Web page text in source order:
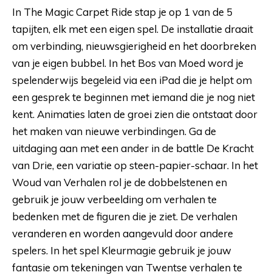
In The Magic Carpet Ride stap je op 1 van de 5
tapijten, elk met een eigen spel. De installatie draait
om verbinding, nieuwsgierigheid en het doorbreken
van je eigen bubbel. In het Bos van Moed word je
spelenderwijs begeleid via een iPad die je helpt om
een gesprek te beginnen met iemand die je nog niet
kent. Animaties laten de groei zien die ontstaat door
het maken van nieuwe verbindingen. Ga de
uitdaging aan met een ander in de battle De Kracht
van Drie, een variatie op steen-papier-schaar. In het
Woud van Verhalen rol je de dobbelstenen en
gebruik je jouw verbeelding om verhalen te
bedenken met de figuren die je ziet. De verhalen
veranderen en worden aangevuld door andere
spelers. In het spel Kleurmagie gebruik je jouw
fantasie om tekeningen van Twentse verhalen te